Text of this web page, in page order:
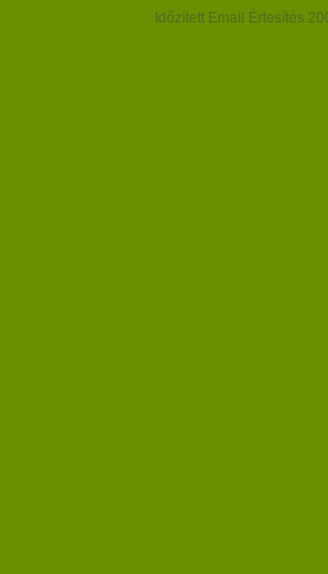
Időzített Email Értesítés